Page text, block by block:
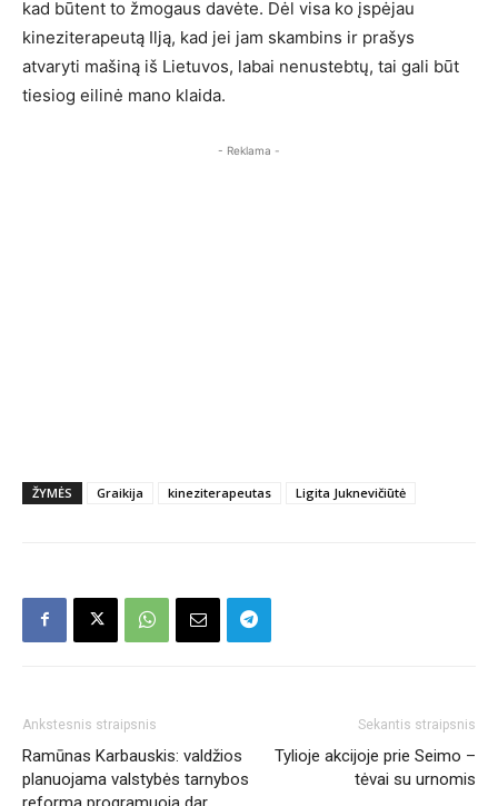
kad būtent to žmogaus davėte. Dėl visa ko įspėjau
kineziterapeutą Ilją, kad jei jam skambins ir prašys
atvaryti mašiną iš Lietuvos, labai nenustebtų, tai gali būt
tiesiog eilinė mano klaida.
- Reklama -
ŽYMĖS Graikija kineziterapeutas Ligita Juknevičiūtė
Ankstesnis straipsnis
Ramūnas Karbauskis: valdžios
planuojama valstybės tarnybos
Sekantis straipsnis
Tylioje akcijoje prie Seimo –
tėvai su urnomis